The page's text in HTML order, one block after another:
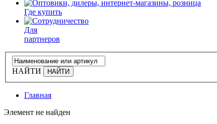
Где купить
Для
партнеров
НАЙТИ
Главная
Элемент не найден